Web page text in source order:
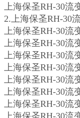
上海保圣RH-30流
2.上海保圣RH-30
上海保圣RH-30流
上海保圣RH-30流
上海保圣RH-30流
上海保圣RH-30流
上海保圣RH-30流
上海保圣RH-30流
上海保圣RH-30流
上海保圣RH-30流